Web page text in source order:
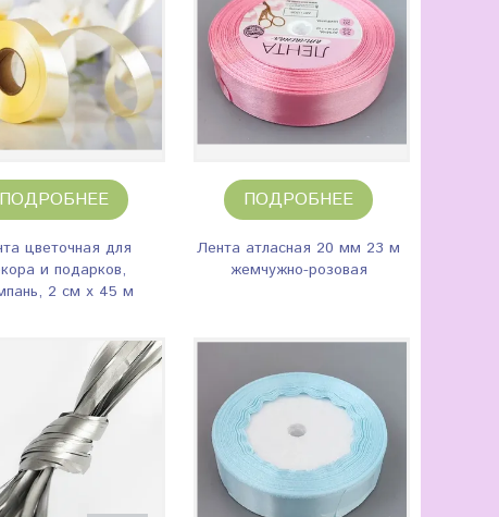
ПОДРОБНЕЕ
цветочная для
и подарков,
2 см х 45 м
ПОДРОБНЕЕ
Лента атласная 20 мм 23 м
жемчужно-розовая